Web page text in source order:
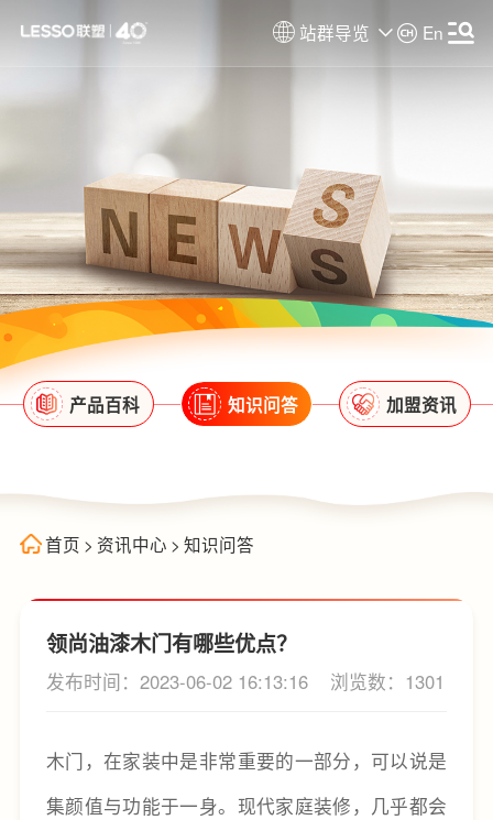
站群导览 En
产品百科 知识问答 加盟资讯
首页 > 资讯中心 > 知识问答
领尚油漆木门有哪些优点？
发布时间：2023-06-02 16:13:16 浏览数：1301
木门，在家装中是非常重要的一部分，可以说是
集颜值与功能于一身。现代家庭装修，几乎都会